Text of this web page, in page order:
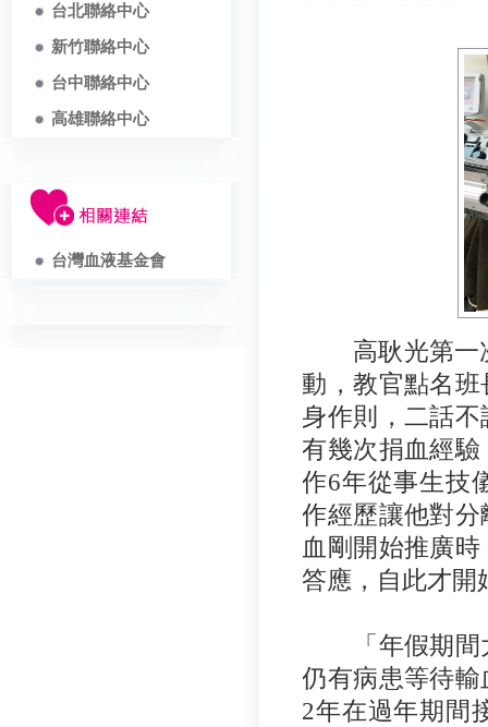
台北聯絡中心
新竹聯絡中心
台中聯絡中心
高雄聯絡中心
台灣血液基金會
高耿光第一次
動，教官點名
身作則，二話
有幾次捐血經
作6年從事生技
作經歷讓他對
血剛開始推廣
答應，自此才開
「年假期間大
仍有病患等待
2年在過年期間